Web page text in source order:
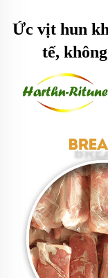
Ức vịt hun
tế,